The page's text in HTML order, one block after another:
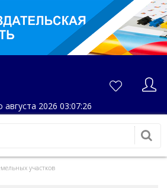
августа 2026 03:07:26
участков